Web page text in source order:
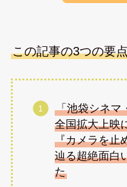
この記事の3つの要
「池袋シネマ
全国拡大上映
『カメラを止
辿る超絶面白
た